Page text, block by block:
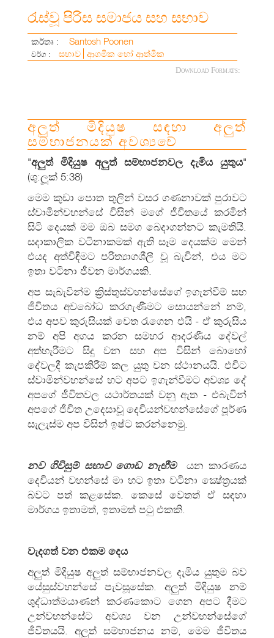
රැස්වූ පිරිස සමාජය සහ සභාව
කර්තෘ : Santosh Poonen
වර්ග : සභාව ආගමික හෝ ආත්මික
Download Formats:
අලුත් මිදියුෂ සඳහා අලුත්
සම්භාජනයක් අවශ්‍යවේ
"අලුත් මිදියුෂ අලුත් සම්භාජනවල දැමිය යුතුය"
(ශු:ලූක් 5:38)
මෙම කුඩා පොත තුලින් වසර ගණනාවක් පුරාවට
ස්වාමින්වහන්සේ විසින් මගේ ජීවිතයේ කරමින්
සිටි දෙයක් මම ඔබ සමග බෙදාගන්නට කැමතියි.
සදාකාලික වටිනාකමක් ඇති සෑම දෙයක්ම මෙන්
එයද අත්විඳීමට පරිත්‍යාගශීලී වූ බැවින්, එය මට
ඉතා වටිනා ජීවන මාර්ගයකි.
අප සැබැවින්ම ක්‍රිස්තුස්වහන්සේගේ ඉගැන්වීම් සහ
ජීවිතය අවබෝධ කරගැණීමට සොයන්නේ නම්,
එය අපව කුරුසියක් වෙත රැගෙන එයි - ඒ කුරුසිය
නම් අපි අගය කරන සමහර ආදරණීය දේවල්
අත්හැරීමට සිදු වන සහ අප විසින් බොහෝ
දේවලදී කැපකිරීම් කල යුතු වන ස්ථානයයි. එවිට
ස්වාමින්වහන්සේ හට අපට ඉගැන්වීමට අවශ්‍ය දේ
අපගේ ජීවිතවල යථාර්තයක් වනු ඇත - එබැවින්
අපගේ ජීවිත උදෙසාවූ දෙවියන්වහන්සේගේ පූර්ණ
සැලැස්ම අප විසින් ඉෂ්ට කරන්නෙමු.
නව ගිවිසුම් සභාව ගොඩ නැඟීම යන කාරණය
දෙවියන් වහන්සේ මා හට ඉතා වටිනා ක්‍ෂේත්‍රයක්
බවට පත් කළසේක. කෙසේ වෙතත් ඒ සඳහා
මාර්ගය ඉතාමත්, ඉතාමත් පටු එකකි.
වැදගත් වන එකම දෙය
අලුත් මිදියුෂ අලුත් සම්භාජනවල දැමිය යුතුම බව
යේසුස්වහන්සේ පැවසූසේක. අලුත් මිදියුෂ නම්
ශුද්ධාත්මයාණන් කරණකොට ගෙන අපට දීමට
උන්වහන්සේට අවශ්‍ය වන උන්වහන්සේගේ
ජීවිතයයි. අලුත් සම්භාජනය නම්, මෙම ජීවිතය